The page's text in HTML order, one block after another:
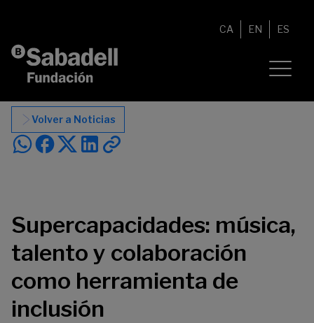
CA EN ES
Volver a Noticias
Supercapacidades: música,
talento y colaboración
como herramienta de
inclusión